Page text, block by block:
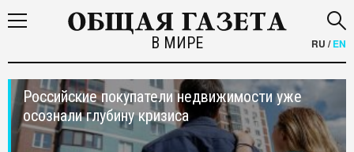
В МИРЕ RU /EN
Российские покупатели недвижимости уже
осознали глубину кризиса